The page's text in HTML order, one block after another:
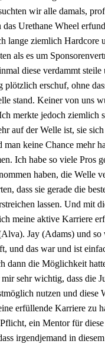
wir alle damals,
Urethane Wheel
lange ziemlich Hardcore
als es um
diese verdammt
plötzlich erschuf, ohne
stand. Keiner von uns
merkte jedoch ziemlich
auf der Welle ist, sie
man keine Chance mehr
Ich habe so viele Pros
haben, die Welle
dass sie gerade die
lassen. Und mit
meine aktive Karriere
Jay (Adams) und so
und das war und ist
dann die Möglichkeit
sehr wichtig, dass die
nutzen und diese
erfüllende Karriere zu
ein Mentor für
irgendjemand in